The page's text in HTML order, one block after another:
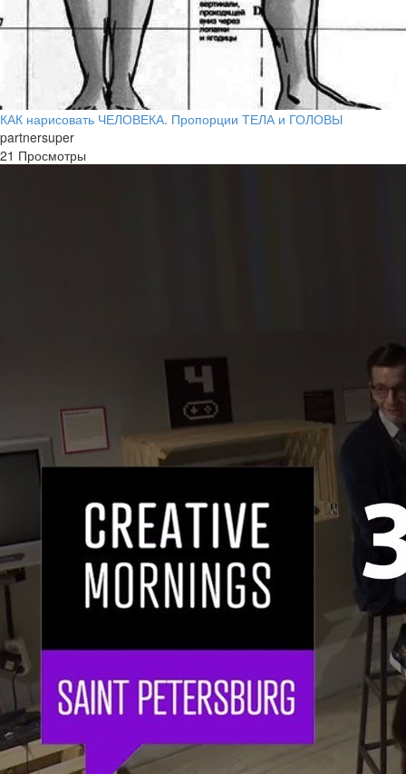
КАК нарисовать ЧЕЛОВЕКА. Пропорции ТЕЛА и ГОЛОВЫ
partnersuper
21 Просмотры